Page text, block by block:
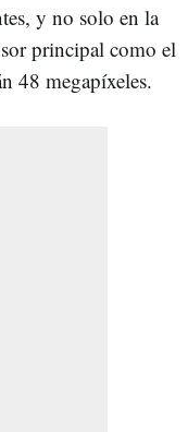
y no solo en la
principal como el
48 megapíxeles.